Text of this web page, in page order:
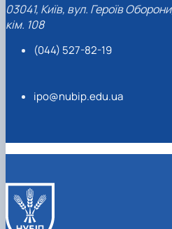
03041, Київ, вул. Героїв
кім. 108
(044) 527-82-19
ipo@nubip.edu.ua